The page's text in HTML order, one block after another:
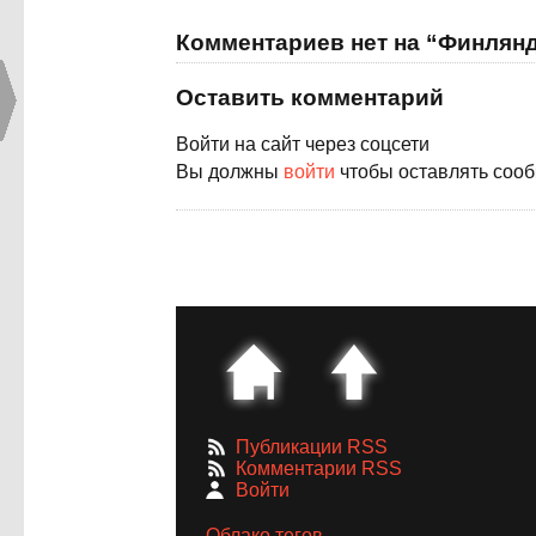
Комментариев нет на
Оставить комментарий
Войти на сайт через соцсети
Вы должны войти чтобы оставлять
Публикации RSS
Комментарии RSS
Войти